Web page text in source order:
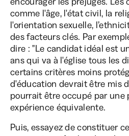
comme l'âge, l'état civil, la
l'orientation sexuelle,
des facteurs clés. Par
dire : "Le candidat idéal est
ans qui va à l'église tous les
certains critères moins
d'éducation devrait être mis
pourrait être occupé par une
expérience équivalente.
Puis, essayez de constituer